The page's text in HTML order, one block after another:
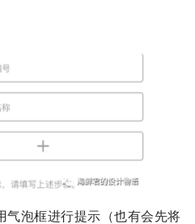
气泡框进行提示（也有会先将